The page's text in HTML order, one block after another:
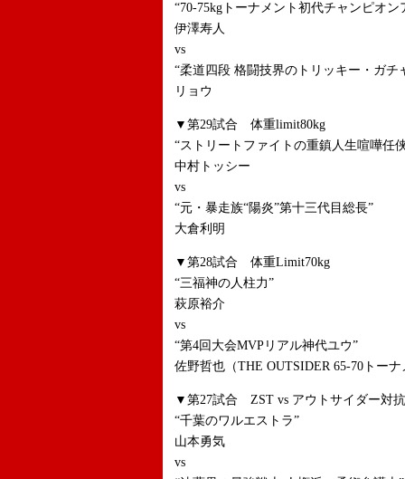
“70-75kgトーナメント初代チャンピオン
伊澤寿人
vs
“柔道四段 格闘技界のトリッキー・ガチ
リョウ
▼第29試合 体重limit80kg
“ストリートファイトの重鎮人生喧嘩任
中村トッシー
vs
“元・暴走族“陽炎”第十三代目総長”
大倉利明
▼第28試合 体重Limit70kg
“三福神の人柱力”
萩原裕介
vs
“第4回大会MVPリアル神代ユウ”
佐野哲也（THE OUTSIDER 65-70トー
▼第27試合 ZST vs アウトサイダー対
“千葉のワルエストラ”
山本勇気
vs